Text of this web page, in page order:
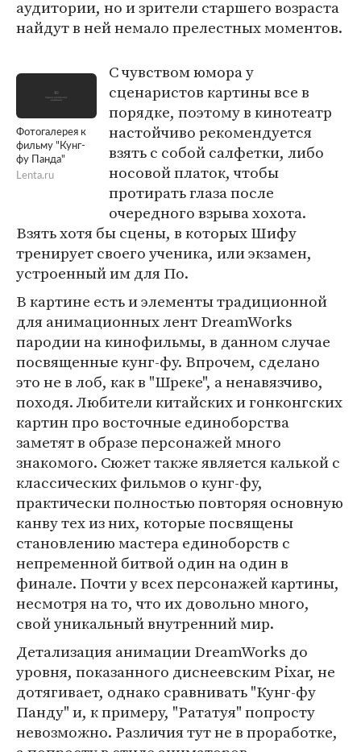
аудитории, но и зрители старшего возраста
найдут в ней немало прелестных моментов.
Фотогалерея к
фильму "Кунг-
фу Панда"
Lenta.ru
С чувством юмора у
сценаристов картины все в
порядке, поэтому в кинотеатр
настойчиво рекомендуется
взять с собой салфетки, либо
носовой платок, чтобы
протирать глаза после
очередного взрыва хохота.
Взять хотя бы сцены, в которых Шифу
тренирует своего ученика, или экзамен,
устроенный им для По.
В картине есть и элементы традиционной
для анимационных лент DreamWorks
пародии на кинофильмы, в данном случае
посвященные кунг-фу. Впрочем, сделано
это не в лоб, как в "Шреке", а ненавязчиво,
походя. Любители китайских и гонконгских
картин про восточные единоборства
заметят в образе персонажей много
знакомого. Сюжет также является калькой с
классических фильмов о кунг-фу,
практически полностью повторяя основную
канву тех из них, которые посвящены
становлению мастера единоборств с
непременной битвой один на один в
финале. Почти у всех персонажей картины,
несмотря на то, что их довольно много,
свой уникальный внутренний мир.
Детализация анимации DreamWorks до
уровня, показанного диснеевским Pixar, не
дотягивает, однако сравнивать "Кунг-фу
Панду" и, к примеру, "Рататуя" попросту
невозможно. Различия тут не в проработке,